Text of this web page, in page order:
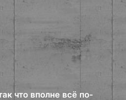
что вполне всё по-